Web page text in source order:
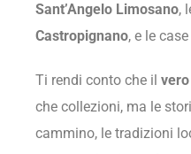
Sant’Angelo Limosano,
Castropignano, e le
Ti rendi conto che il
che collezioni, ma le
cammino, le tradizioni